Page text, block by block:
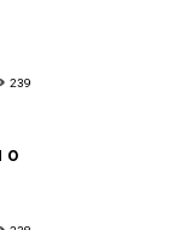
239
о